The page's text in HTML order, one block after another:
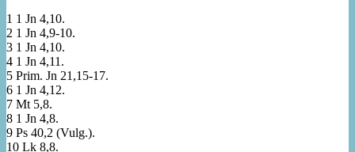
1 1 Jn 4,10.
2 1 Jn 4,9-10.
3 1 Jn 4,10.
4 1 Jn 4,11.
5 Prim. Jn 21,15-17.
6 1 Jn 4,12.
7 Mt 5,8.
8 1 Jn 4,8.
9 Ps 40,2 (Vulg.).
10 Lk 8,8.